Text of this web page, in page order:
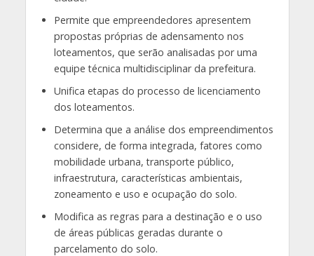
Permite que empreendedores apresentem
propostas próprias de adensamento nos
loteamentos, que serão analisadas por uma
equipe técnica multidisciplinar da prefeitura.
Unifica etapas do processo de licenciamento
dos loteamentos.
Determina que a análise dos empreendimentos
considere, de forma integrada, fatores como
mobilidade urbana, transporte público,
infraestrutura, características ambientais,
zoneamento e uso e ocupação do solo.
Modifica as regras para a destinação e o uso
de áreas públicas geradas durante o
parcelamento do solo.